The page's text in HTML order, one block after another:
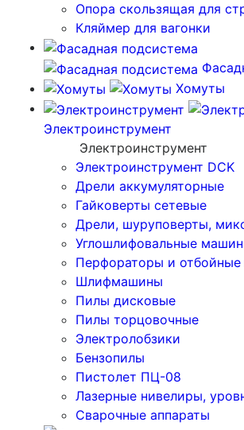
Опора скользящая для
Кляймер для вагонки
Хомуты
Электроинструмент
Электроинструмент
Электроинструмент DCK
Дрели аккумуляторные
Гайковерты сетевые
Дрели, шуруповерты,
Углошлифовальные
Перфораторы и отбойные
Шлифмашины
Пилы дисковые
Пилы торцовочные
Электролобзики
Бензопилы
Пистолет ПЦ-08
Лазерные нивелиры,
Сварочные аппараты